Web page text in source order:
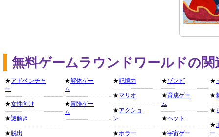
無料ゲームラウンドワールドの
★アドベンチャ
ー
★女性向け
★謎解き
★ 脱出
★解体ゲー
ム
★冒険ゲー
ム
★記憶力
★マリオ
★アクショ
ン
★ホラー
★ゾンビ
★育成ゲー
ム
★ペット
★宇宙ゲー
★
★
★
★
ー